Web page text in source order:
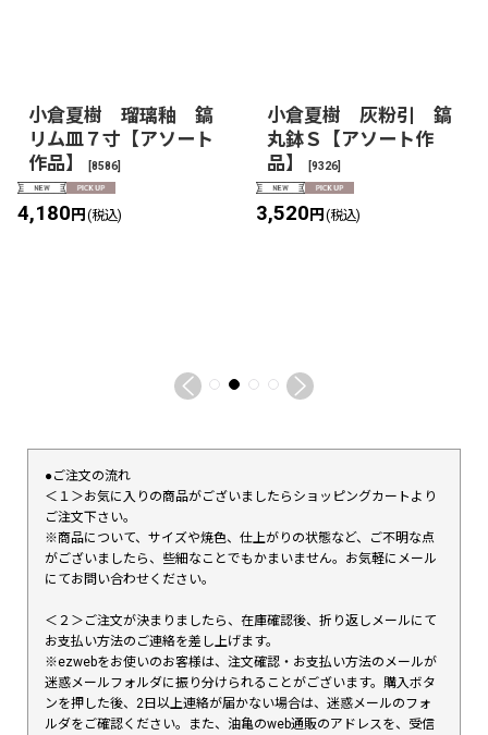
小倉夏樹 瑠璃釉 鎬
リム皿７寸【アソート
作品】
[8586]
4,180円 (税込)
小倉夏樹 灰粉引 鎬
丸鉢Ｓ【アソート作
品】
[9326]
3,520円 (税込)
●ご注文の流れ
＜１＞お気に入りの商品がございましたらショッピングカートより
ご注文下さい。
※商品について、サイズや焼色、仕上がりの状態など、ご不明な点
がございましたら、些細なことでもかまいません。お気軽にメール
にてお問い合わせください。
＜２＞ご注文が決まりましたら、在庫確認後、折り返しメールにて
お支払い方法のご連絡を差し上げます。
※ezwebをお使いのお客様は、注文確認・お支払い方法のメールが
迷惑メールフォルダに振り分けられることがございます。購入ボタ
ンを押した後、2日以上連絡が届かない場合は、迷惑メールのフォ
ルダをご確認ください。また、油亀のweb通販のアドレスを、受信